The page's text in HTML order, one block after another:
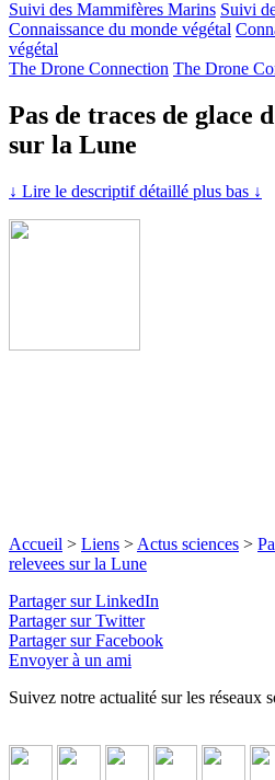
Suivi des Mammifères Marins Suivi
Connaissance du monde végétal
végétal
The Drone Connection The Drone
Pas de traces de glace
sur la Lune
↓ Lire le descriptif détaillé plus bas ↓
Accueil > Liens > Actus sciences >
relevees sur la Lune
Partager sur LinkedIn
Partager sur Twitter
Partager sur Facebook
Envoyer à un ami
Suivez notre actualité sur les réseaux